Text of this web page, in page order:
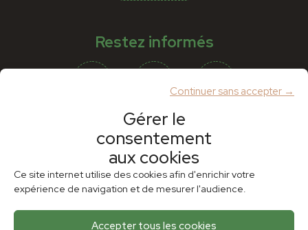
Gérer le
consentement
aux cookies
Ce site internet utilise des cookies afin d'enrichir votre
expérience de navigation et de mesurer l'audience.
Accepter tous les cookies
Continuer sans accepter →
Restez informés
Partenaires